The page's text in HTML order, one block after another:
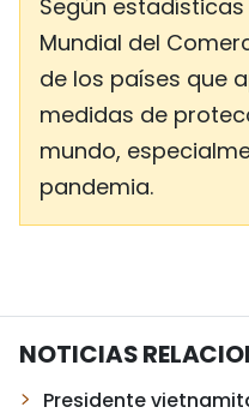
Según
Mundial del
de los países que
medidas de
mundo,
pandemia.
NOTICIAS
Presidente